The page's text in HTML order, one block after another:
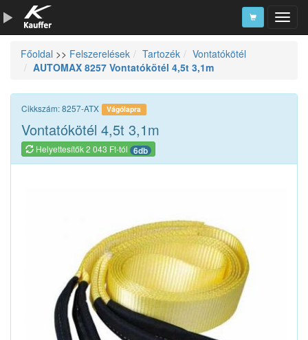
Szerszámkatalógus
Alkatrészek
Főoldal >> Felszerelések Tartozék
Vontatókötél
AUTOMAX 8257 Vontatókötél 4,5t 3,1m
Cikkszám: 8257-ATX Vágólapra
Vontatókötél 4,5t 3,1m
Helyettesítők 2 043 Ft-tól 6db